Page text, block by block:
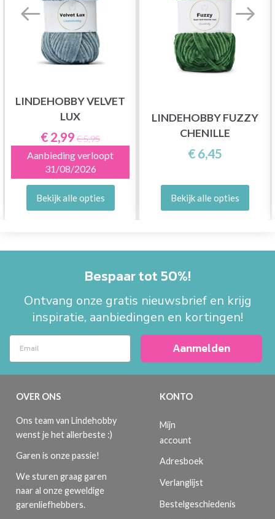
LINDEHOBBY VELVET
LUX
€ 2,99 € 5,95
Aanbieding verloopt
31/08/2026
Bekijk alle opties
LINDEHOBBY FUZZY
CHENILLE
€ 6,45
Bekijk alle opties
Bespaar tot 50%!
Ontvang onze gratis nieuwsbrief en krijg
inspiratie, aanbiedingen en kortingen!
Aanmelden
OVER ONS
Ons team van Lindehobby
wenst je het allerbeste :)
Garen is onze passie!
We sturen graag garen
naar al onze geweldige
garenliefhebbers.
KONTO
Mijn
account
Adresboek
Verlanglijst
Bestelgeschiedenis